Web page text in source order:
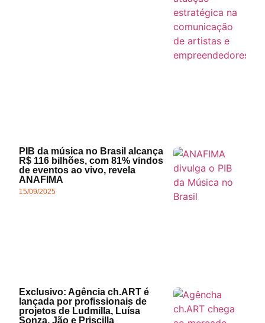
PIB da música no Brasil alcança
R$ 116 bilhões, com 81% vindos
de eventos ao vivo, revela
ANAFIMA
15/09/2025
Exclusivo: Agência ch.ART é
lançada por profissionais de
projetos de Ludmilla, Luísa
Sonza, Jão e Priscilla